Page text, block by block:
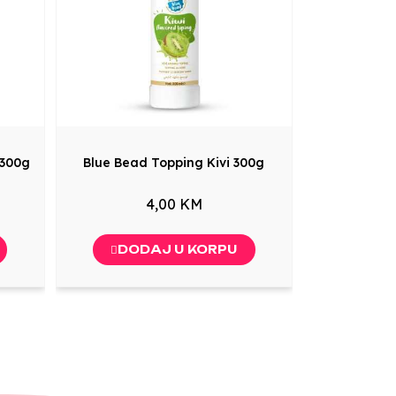
Blue Bead Topping Kivi 300g
4,00 KM
DODAJ U KORPU